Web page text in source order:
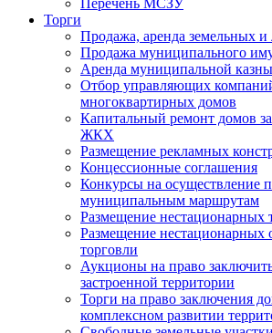
Перечень МСЗУ
Торги
Продажа, аренда земельных и
Продажа муниципального
Аренда муниципальной казны
Отбор управляющих
многоквартирных домов
Капитальный ремонт домов за
ЖКХ
Размещение рекламных
Концессионные соглашения
Конкурсы на осуществление
муниципальным маршрутам
Размещение нестационарных
Размещение нестационарных
торговли
Аукционы на право
застроенной территории
Торги на право заключения
комплексном развитии